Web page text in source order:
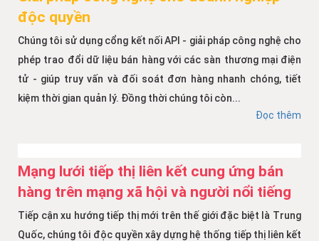
độc quyền
Chúng tôi sử dụng cổng kết nối API - giải pháp công nghệ cho
phép trao đổi dữ liệu bán hàng với các sàn thương mại điện
tử - giúp truy vấn và đối soát đơn hàng nhanh chóng, tiết
kiệm thời gian quản lý. Đồng thời chúng tôi còn...
Đọc thêm
Mạng lưới tiếp thị liên kết cung ứng bán
hàng trên mạng xã hội và người nổi tiếng
Tiếp cận xu hướng tiếp thị mới trên thế giới đặc biệt là Trung
Quốc, chúng tôi độc quyền xây dựng hệ thống tiếp thị liên kết